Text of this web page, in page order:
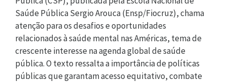
Saúde Pública Sergio Arouca (Ensp/Fiocruz), chama
atenção para os desafios e oportunidades
relacionados à saúde mental nas Américas, tema de
crescente interesse na agenda global de saúde
pública. O texto ressalta a importância de políticas
públicas que garantam acesso equitativo, combate